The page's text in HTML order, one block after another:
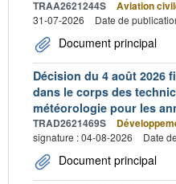
TRAA2621244S Aviation
31-07-2026
Date de
Document principal
Décision du 4 août 2026
dans le corps des
météorologie pour les
TRAD2621469S
signature : 04-08-2026
Date
Document principal